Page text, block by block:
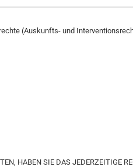
(Auskunfts- und
HABEN SIE DAS JEDERZEITIGE